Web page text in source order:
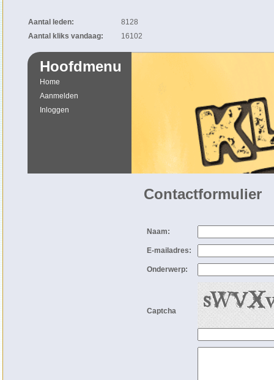
Aantal leden:
8128
Aantal kliks vandaag:
16102
Contactformulier
Naam:
E-mailadres:
Onderwerp:
Captcha
Hoofdmenu
Home
Aanmelden
Inloggen